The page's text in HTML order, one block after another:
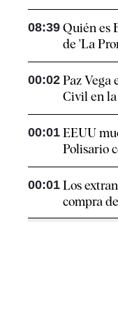
08:39 Quién es
de 'La
00:02 Paz Vega
Civil en la
00:01 EEUU
Polisario
00:01 Los
compra